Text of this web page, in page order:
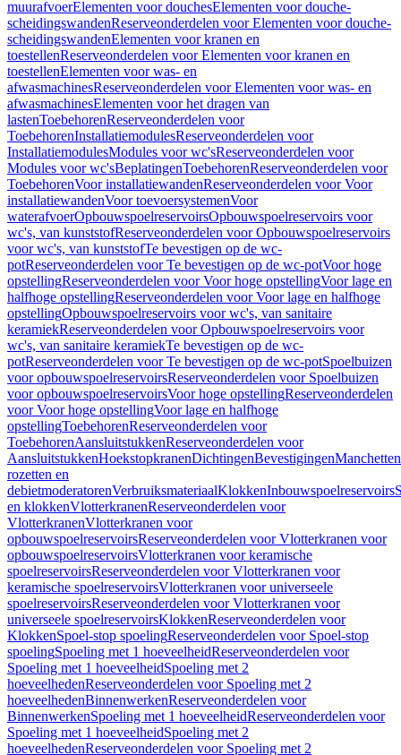
muurafvoerElementen voor douchesElementen voor douche-
scheidingswandenReserveonderdelen voor Elementen voor douche-
scheidingswandenElementen voor kranen en
toestellenReserveonderdelen voor Elementen voor kranen en
toestellenElementen voor was- en
afwasmachinesReserveonderdelen voor Elementen voor was- en
afwasmachinesElementen voor het dragen van
lastenToebehorenReserveonderdelen voor
ToebehorenInstallatiemodulesReserveonderdelen voor
InstallatiemodulesModules voor wc'sReserveonderdelen voor
Modules voor wc'sBeplatingenToebehorenReserveonderdelen voor
ToebehorenVoor installatiewandenReserveonderdelen voor Voor
installatiewandenVoor toevoersystemenVoor
waterafvoerOpbouwspoelreservoirsOpbouwspoelreservoirs voor
wc's, van kunststofReserveonderdelen voor Opbouwspoelreservoirs
voor wc's, van kunststofTe bevestigen op de wc-
potReserveonderdelen voor Te bevestigen op de wc-potVoor hoge
opstellingReserveonderdelen voor Voor hoge opstellingVoor lage en
halfhoge opstellingReserveonderdelen voor Voor lage en halfhoge
opstellingOpbouwspoelreservoirs voor wc's, van sanitaire
keramiekReserveonderdelen voor Opbouwspoelreservoirs voor
wc's, van sanitaire keramiekTe bevestigen op de wc-
potReserveonderdelen voor Te bevestigen op de wc-potSpoelbuizen
voor opbouwspoelreservoirsReserveonderdelen voor Spoelbuizen
voor opbouwspoelreservoirsVoor hoge opstellingReserveonderdelen
voor Voor hoge opstellingVoor lage en halfhoge
opstellingToebehorenReserveonderdelen voor
ToebehorenAansluitstukkenReserveonderdelen voor
AansluitstukkenHoekstopkranenDichtingenBevestigingenManchetten
rozetten en
debietmoderatorenVerbruiksmateriaalKlokkenInbouwspoelreservoirs
en klokkenVlotterkranenReserveonderdelen voor
VlotterkranenVlotterkranen voor
opbouwspoelreservoirsReserveonderdelen voor Vlotterkranen voor
opbouwspoelreservoirsVlotterkranen voor keramische
spoelreservoirsReserveonderdelen voor Vlotterkranen voor
keramische spoelreservoirsVlotterkranen voor universeele
spoelreservoirsReserveonderdelen voor Vlotterkranen voor
universeele spoelreservoirsKlokkenReserveonderdelen voor
KlokkenSpoel-stop spoelingReserveonderdelen voor Spoel-stop
spoelingSpoeling met 1 hoeveelheidReserveonderdelen voor
Spoeling met 1 hoeveelheidSpoeling met 2
hoeveelhedenReserveonderdelen voor Spoeling met 2
hoeveelhedenBinnenwerkenReserveonderdelen voor
BinnenwerkenSpoeling met 1 hoeveelheidReserveonderdelen voor
Spoeling met 1 hoeveelheidSpoeling met 2
hoeveelhedenReserveonderdelen voor Spoeling met 2